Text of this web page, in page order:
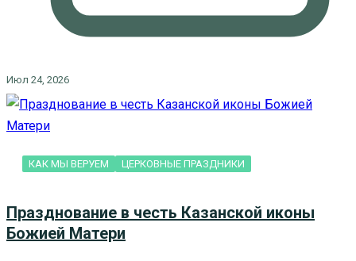
Июл 24, 2026
КАК МЫ ВЕРУЕМ ЦЕРКОВНЫЕ ПРАЗДНИКИ
Празднование в честь Казанской иконы
Божией Матери